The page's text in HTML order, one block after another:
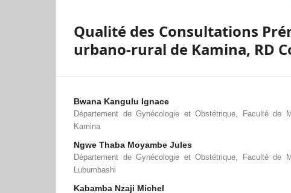
Qualité des Consultations
urbano-rural de Kamina, RD
Bwana Kangulu Ignace
Département de Gynécologie et Obstétrique, Faculté de
Kamina
Ngwe Thaba Moyambe Jules
Département de Gynécologie et Obstétrique, Faculté de
Lubumbashi
Kabamba Nzaji Michel